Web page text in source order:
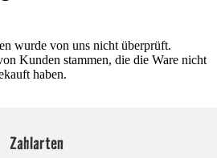
wurde von uns nicht überprüft.
Kunden stammen, die die Ware nicht
haben.
Zahlarten